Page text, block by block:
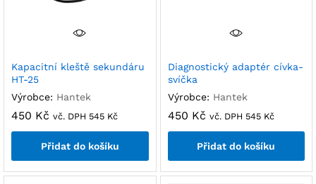
Kapacitní kleště sekundáru
HT-25
Výrobce: Hantek
450 Kč vč. DPH 545 Kč
Přidat do košíku
Diagnostický adaptér cívka-
svíčka
Výrobce: Hantek
450 Kč vč. DPH 545 Kč
Přidat do košíku